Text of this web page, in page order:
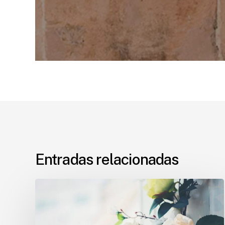
Entradas relacionadas